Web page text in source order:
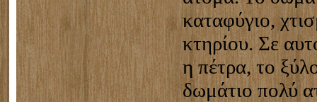
καταφύγιο,
κτηρίου. Σε
η πέτρα, το
δωμάτιο πολύ